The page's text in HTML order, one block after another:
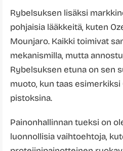
Rybelsuksen lisäksi
pohjaisia lääkkeitä, kuten
Mounjaro. Kaikki toimivat
mekanismilla, mutta
Rybelsuksen etuna on sen
muoto, kun taas
pistoksina.
Painonhallinnan tueksi on
luonnollisia vaihtoehtoja,